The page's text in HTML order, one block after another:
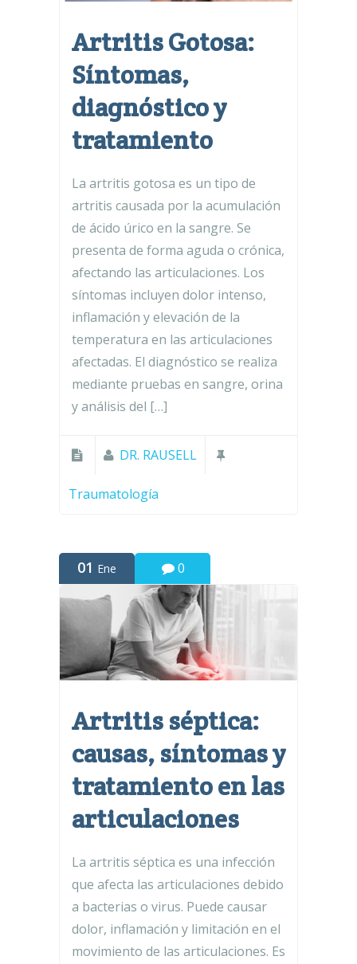
Artritis Gotosa:
Síntomas,
diagnóstico y
tratamiento
La artritis gotosa es un tipo de
artritis causada por la acumulación
de ácido úrico en la sangre. Se
presenta de forma aguda o crónica,
afectando las articulaciones. Los
síntomas incluyen dolor intenso,
inflamación y elevación de la
temperatura en las articulaciones
afectadas. El diagnóstico se realiza
mediante pruebas en sangre, orina
y análisis del […]
DR. RAUSELL
Traumatología
01 Ene 0
Artritis séptica:
causas, síntomas y
tratamiento en las
articulaciones
La artritis séptica es una infección
que afecta las articulaciones debido
a bacterias o virus. Puede causar
dolor, inflamación y limitación en el
movimiento de las articulaciones. Es